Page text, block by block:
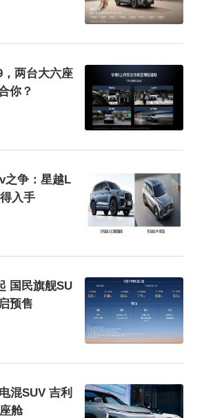
排靠背最大后仰150度，1070m
口700mm出头，放婴儿车稍
长途旅行、行李是刚需，华境
会更有优势一些。
搭载了全新雷神EM-P AI电混和
驱系统，系统综合功率640k
两台大六座
你？
之争：星越L
入手
国民旗舰SU
预售
混SUV 吉利
舱